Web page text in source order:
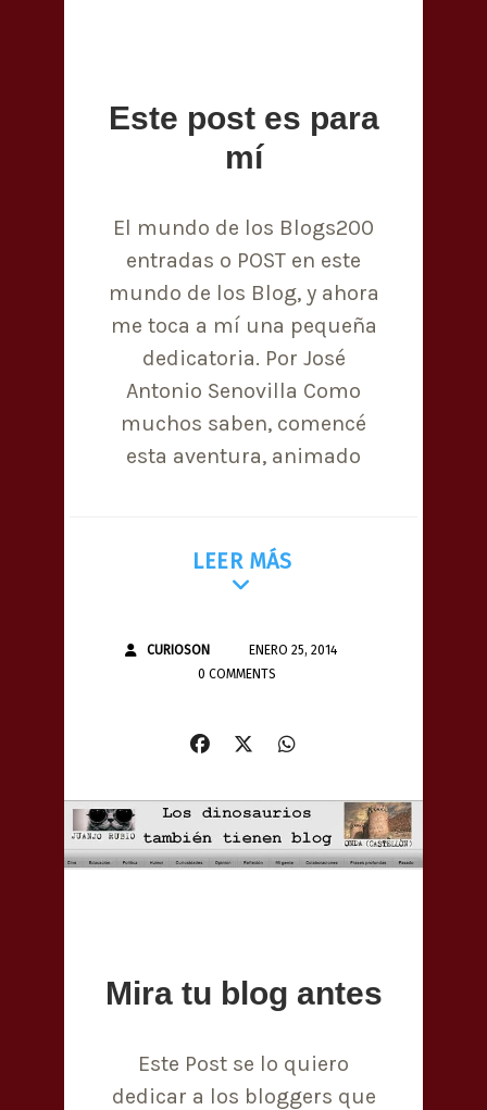
Este post es para
mí
El mundo de los Blogs200
entradas o POST en este
mundo de los Blog, y ahora
me toca a mí una pequeña
dedicatoria. Por José
Antonio Senovilla Como
muchos saben, comencé
esta aventura, animado
LEER MÁS
CURIOSON
ENERO 25, 2014
0 COMMENTS
Mira tu blog antes
Este Post se lo quiero
dedicar a los bloggers que